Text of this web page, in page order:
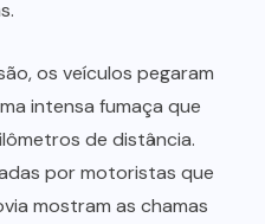
os veículos pegaram
intensa fumaça que
de distância.
por motoristas que
mostram as chamas